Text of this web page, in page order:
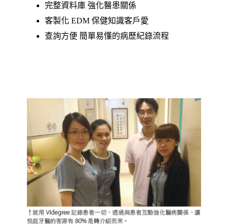
完整資料庫 強化醫患關係
客製化 EDM 保健知識客戶愛
查詢方便 簡單易懂的病歷紀錄流程